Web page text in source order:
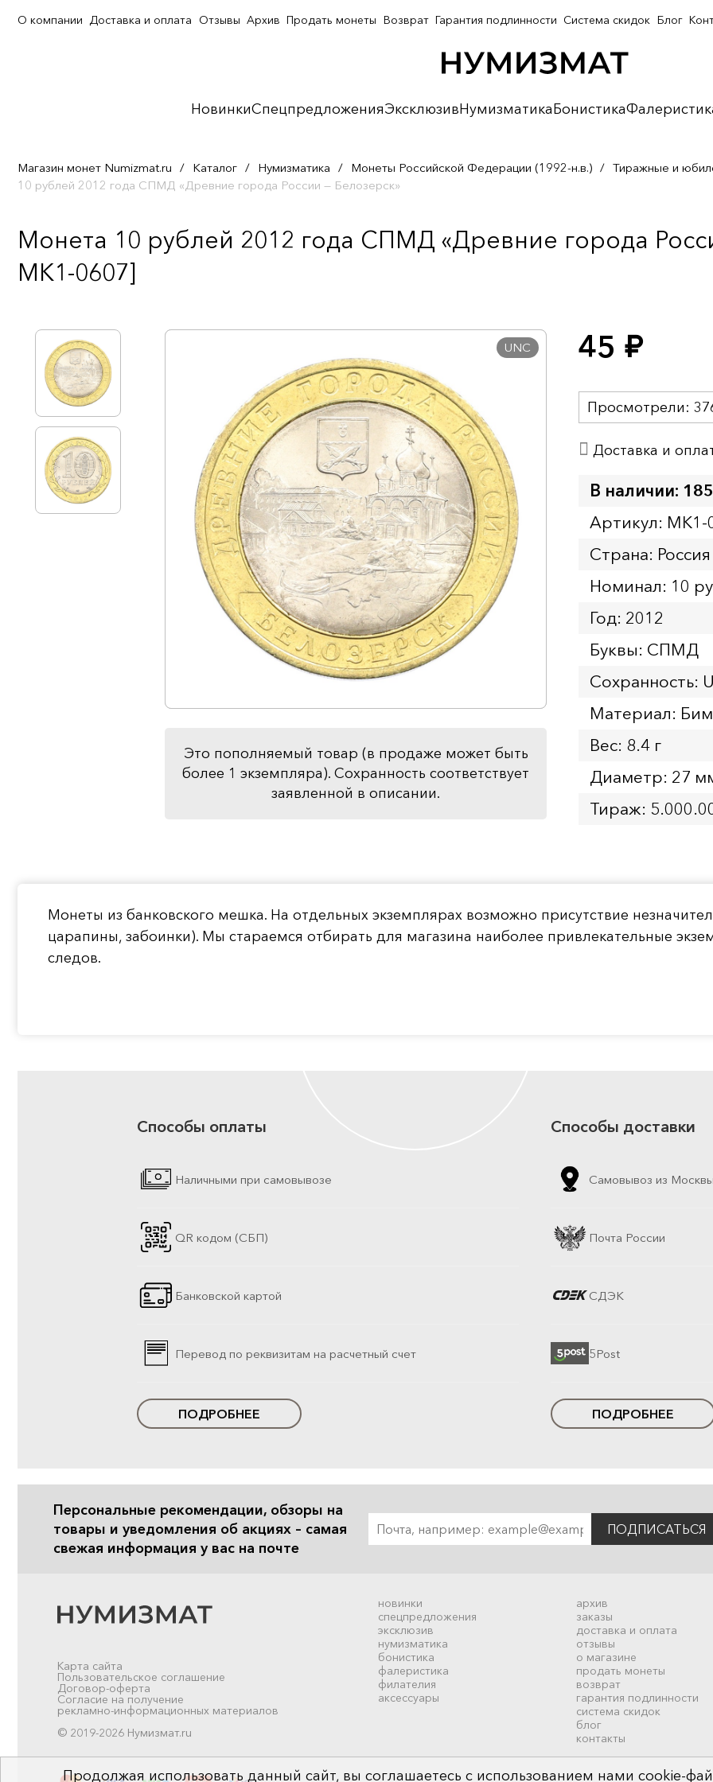
НовинкиСпецпредложенияЭксклюзивНумизматикаБонистика
О компании Доставка и оплата Отзывы Архив Продать монеты Возврат Гарантия подлинности Система скидок Блог
Магазин монет Numizmat.ru / Каталог / Нумизматика / Монеты Российской Федерации (1992-н.в.) / Тиражные и
10 рублей 2012 года СПМД «Древние города России — Белозерск»
Монета 10 рублей 2012 года СПМД «Древние города
MK1-0607]
UNC
Это пополняемый товар (в продаже может быть
более 1 экземпляра). Сохранность соответствует
заявленной в описании.
45 руб.
Просмотрели:
Доставка и
В наличии:
Артикул: MK1-
Страна: Россия
Номинал: 10
Год: 2012
Буквы: СПМД
Сохранность:
Материал:
Вес: 8.4 г
Диаметр: 27
Тираж:
Монеты из банковского мешка. На отдельных экземплярах возможно присутствие
царапины, забоинки). Мы стараемся отбирать для магазина наиболее привлекательные
следов.
Способы оплаты
Наличными при самовывозе
QR кодом (СБП)
Банковской картой
Перевод по реквизитам на расчетный счет
ПОДРОБНЕЕ
Способы доставки
Самовывоз из
Почта России
СДЭК
5Post
ПОДРОБНЕЕ
Персональные рекомендации, обзоры на
товары и уведомления об акциях – самая
свежая информация у вас на почте
ПОДПИСАТЬСЯ
новинки
спецпредложения
эксклюзив
нумизматика
бонистика
фалеристика
филателия
аксессуары
архив
заказы
доставка и оплата
отзывы
о магазине
продать монеты
возврат
гарантия подлинности
система скидок
блог
контакты
Карта сайта
Пользовательское соглашение
Договор-оферта
Согласие на получение
рекламно-информационных материалов
© 2019-2026 Нумизмат.ru
Продолжая использовать данный сайт, вы соглашаетесь с использованием нами cookie-